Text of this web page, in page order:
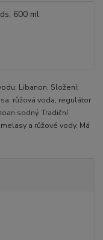
Libanon. Složení:
růžová voda, regulátor
sodný. Tradiční
a růžové vody. Má